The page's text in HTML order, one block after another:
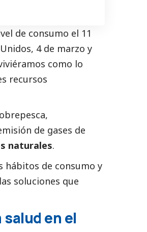
de consumo el 11
4 de marzo y
como lo
recursos
de gases de
naturales.
hábitos de consumo y
soluciones que
salud en el